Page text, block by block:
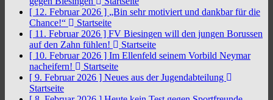
[ 12. Februar 2026 ] „Bin sehr motiviert und dankbar für die
Chance!“
Startseite
[ 11. Februar 2026 ] FV Biesingen will den jungen Borussen
auf den Zahn fühlen!
Startseite
[ 10. Februar 2026 ] Im Ellenfeld seinem Vorbild Neymar
nacheifern!
Startseite
[ 9. Februar 2026 ] Neues aus der Jugendabteilung
Startseite